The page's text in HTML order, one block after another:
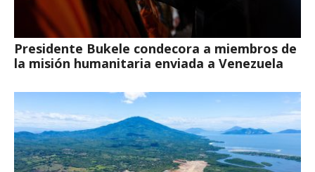
Presidente Bukele condecora a miembros de
la misión humanitaria enviada a Venezuela